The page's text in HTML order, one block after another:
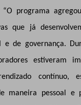
“O programa
que já
e de governança.
estiveram
contínuo,
maneira pessoal e